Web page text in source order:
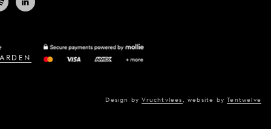
Design byVruchtvlees website byTentwelve